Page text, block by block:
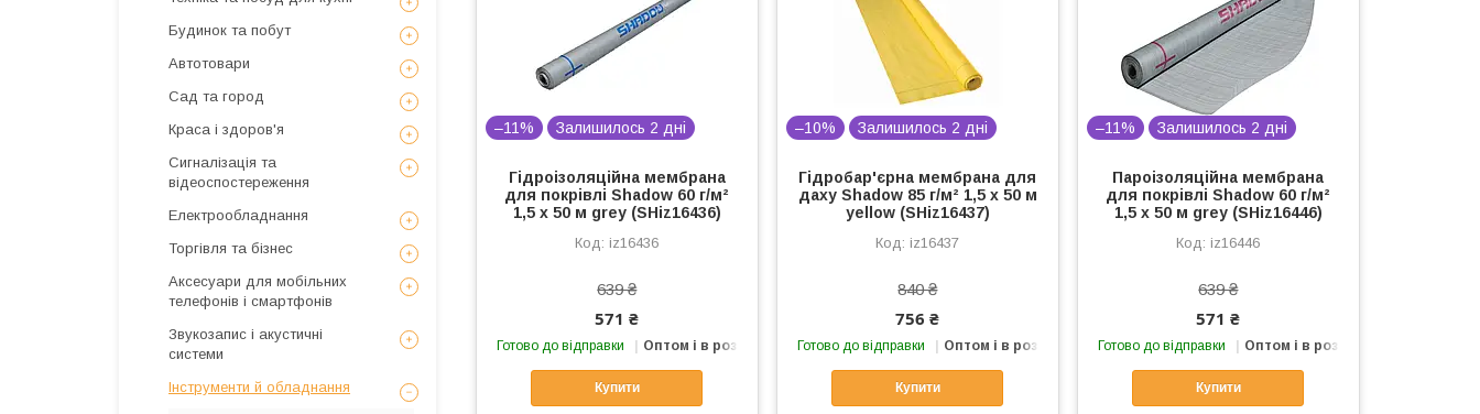
–11% Залишилось 2 дні
Гідроізоляційна мембрана
для покрівлі Shadow 60 г/м²
1,5 х 50 м grey (SHiz16436)
iz16436
639 ₴
571 ₴
Готово до відправки Оптом і в роздріб
Купити
–10% Залишилось 2 дні
Гідробар'єрна мембрана для
даху Shadow 85 г/м² 1,5 х 50 м
yellow (SHiz16437)
iz16437
840 ₴
756 ₴
Готово до відправки Оптом і в роздріб
Купити
–11% Залишилось 2 дні
Пароізоляційна мембрана
для покрівлі Shadow 60 г/м²
1,5 х 50 м grey (SHiz16446)
iz16446
639 ₴
571 ₴
Готово до відправки Оптом і в роздріб
Купити
Будинок та побут
Автотовари
Сад та город
Краса і здоров'я
Сигналізація та
відеоспостереження
Електрообладнання
Торгівля та бізнес
Аксесуари для мобільних
телефонів і смартфонів
Звукозапис і акустичні
системи
Інструменти й обладнання